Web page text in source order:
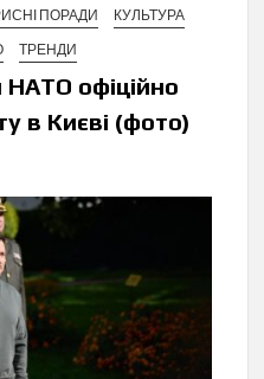
ПОРАДИ
КУЛЬТУРА
ТРЕНДИ
НАТО офіційно
в Києві (фото)